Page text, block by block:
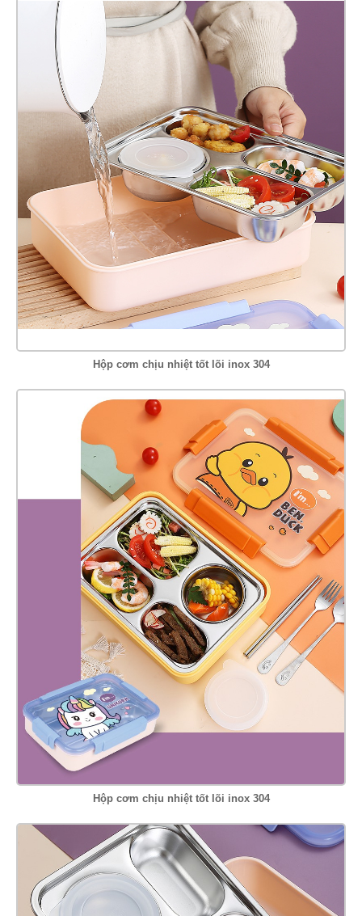
Hộp cơm chịu nhiệt tốt lõi inox 304
Hộp cơm chịu nhiệt tốt lõi inox 304